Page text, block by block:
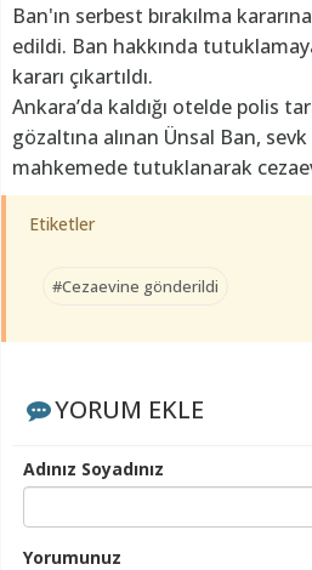
Ban'ın serbest bırakılma
edildi. Ban hakkında
kararı çıkartıldı.
Ankara’da kaldığı otelde polis
gözaltına alınan Ünsal Ban,
mahkemede tutuklanarak
Etiketler
#Cezaevine gönderildi
YORUM EKLE
Adınız Soyadınız
Yorumunuz